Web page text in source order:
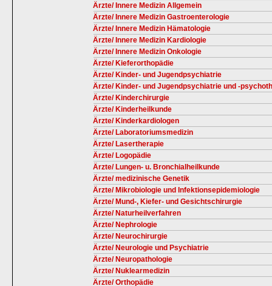
Ärzte/ Innere Medizin Allgemein
Ärzte/ Innere Medizin Gastroenterologie
Ärzte/ Innere Medizin Hämatologie
Ärzte/ Innere Medizin Kardiologie
Ärzte/ Innere Medizin Onkologie
Ärzte/ Kieferorthopädie
Ärzte/ Kinder- und Jugendpsychiatrie
Ärzte/ Kinder- und Jugendpsychiatrie und -
Ärzte/ Kinderchirurgie
Ärzte/ Kinderheilkunde
Ärzte/ Kinderkardiologen
Ärzte/ Laboratoriumsmedizin
Ärzte/ Lasertherapie
Ärzte/ Logopädie
Ärzte/ Lungen- u. Bronchialheilkunde
Ärzte/ medizinische Genetik
Ärzte/ Mikrobiologie und Infektionsepidemiologie
Ärzte/ Mund-, Kiefer- und Gesichtschirurgie
Ärzte/ Naturheilverfahren
Ärzte/ Nephrologie
Ärzte/ Neurochirurgie
Ärzte/ Neurologie und Psychiatrie
Ärzte/ Neuropathologie
Ärzte/ Nuklearmedizin
Ärzte/ Orthopädie